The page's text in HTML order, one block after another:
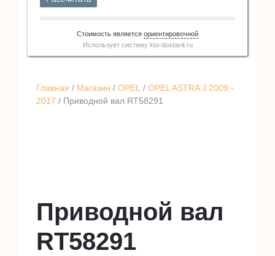
Главная / Магазин / OPEL / OPEL ASTRA J 2009 -
2017 / Приводной вал RT58291
Приводной вал
RT58291
Стоимость является ориентировочной
Использует систему kto-dostavit.ru